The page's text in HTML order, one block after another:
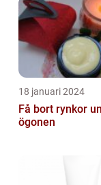
18 januari 2024
Få bort rynkor
ögonen